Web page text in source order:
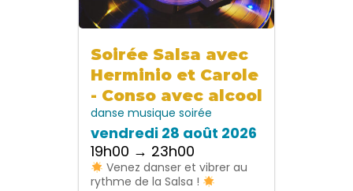
Soirée Salsa avec
Herminio et Carole
- Conso avec alcool
danse musique soirée
vendredi 28 août 2026
19h00 → 23h00
Venez danser et vibrer au
rythme de la Salsa !